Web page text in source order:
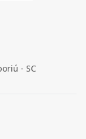
- SC